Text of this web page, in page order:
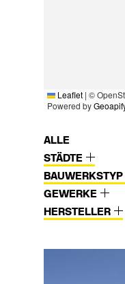
Leaflet | ©
Powered by
ALLE
STÄDTE
BAUWERKSTYP
GEWERKE
HERSTELLER